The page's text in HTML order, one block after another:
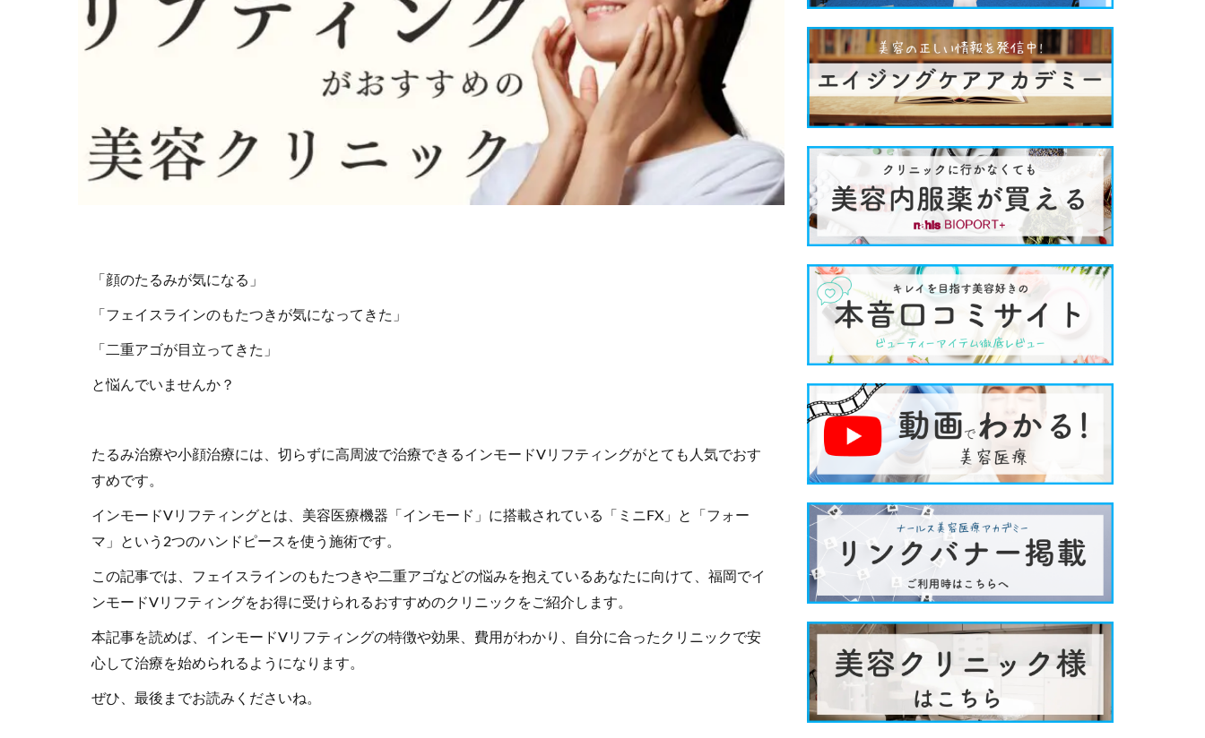
「顔のたるみが気になる」
「フェイスラインのもたつきが気になってきた」
「二重アゴが目立ってきた」
と悩んでいませんか？
たるみ治療や小顔治療には、切らずに高周波で治療できるインモードVリフティングがとても人気でおす
すめです。
インモードVリフティングとは、美容医療機器「インモード」に搭載されている「ミニFX」と「フォー
マ」という2つのハンドピースを使う施術です。
この記事では、フェイスラインのもたつきや二重アゴなどの悩みを抱えているあなたに向けて、福岡でイ
ンモードVリフティングをお得に受けられるおすすめのクリニックをご紹介します。
本記事を読めば、インモードVリフティングの特徴や効果、費用がわかり、自分に合ったクリニックで安
心して治療を始められるようになります。
ぜひ、最後までお読みくださいね。